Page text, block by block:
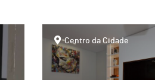
pageCentro da Cidade